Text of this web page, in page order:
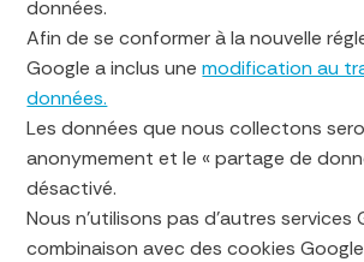
données.
Afin de se conformer à la nouvelle
Google a inclus unemodification au
données.
Les données que nous collectons
anonymement et le « partage de
désactivé.
Nous n’utilisons pas d’autres services
combinaison avec des cookies